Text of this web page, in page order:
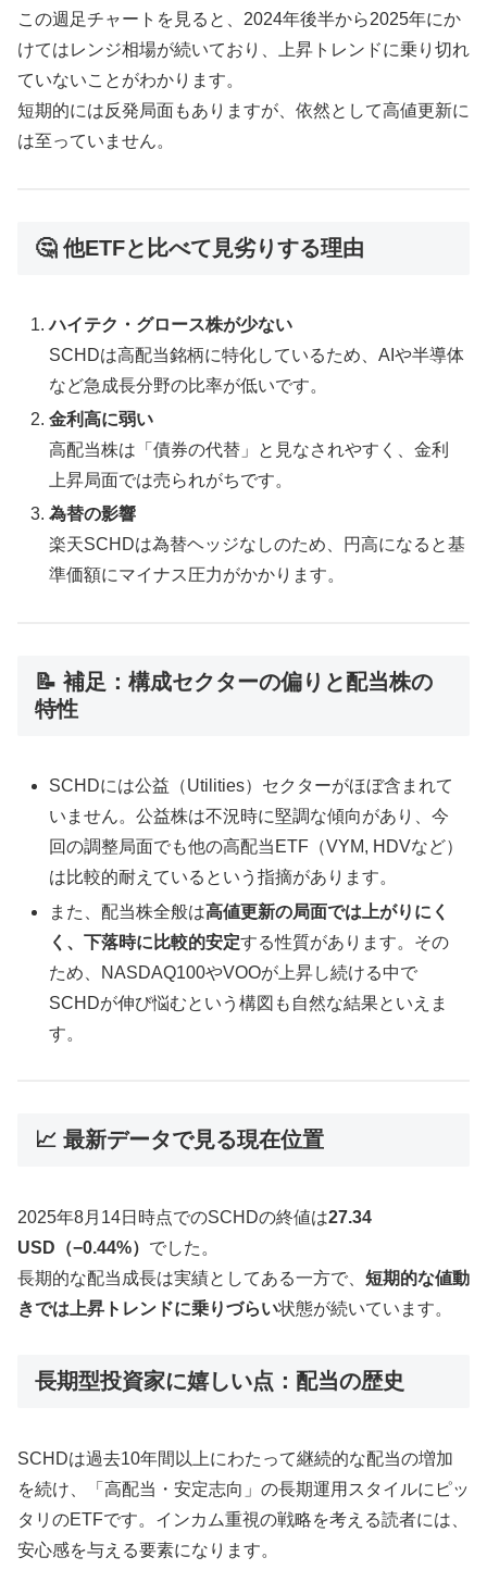
この週足チャートを見ると、2024年後半から2025年にか
けてはレンジ相場が続いており、上昇トレンドに乗り切れ
ていないことがわかります。
短期的には反発局面もありますが、依然として高値更新に
は至っていません。
🤔 他ETFと比べて見劣りする理由
ハイテク・グロース株が少ない
SCHDは高配当銘柄に特化しているため、AIや半導体
など急成長分野の比率が低いです。
金利高に弱い
高配当株は「債券の代替」と見なされやすく、金利
上昇局面では売られがちです。
為替の影響
楽天SCHDは為替ヘッジなしのため、円高になると基
準価額にマイナス圧力がかかります。
📝 補足：構成セクターの偏りと配当株の
特性
SCHDには公益（Utilities）セクターがほぼ含まれて
いません。公益株は不況時に堅調な傾向があり、今
回の調整局面でも他の高配当ETF（VYM, HDVなど）
は比較的耐えているという指摘があります。
また、配当株全般は高値更新の局面では上がりにく
く、下落時に比較的安定する性質があります。その
ため、NASDAQ100やVOOが上昇し続ける中で
SCHDが伸び悩むという構図も自然な結果といえま
す。
📈 最新データで見る現在位置
2025年8月14日時点でのSCHDの終値は27.34
USD（−0.44%） でした。
長期的な配当成長は実績としてある一方で、 短期的な値動
きでは上昇トレンドに乗りづらい状態が続いています。
長期型投資家に嬉しい点：配当の歴史
SCHDは過去10年間以上にわたって継続的な配当の増加
を続け、「高配当・安定志向」の長期運用スタイルにピッ
タリのETFです。インカム重視の戦略を考える読者には、
安心感を与える要素になります。